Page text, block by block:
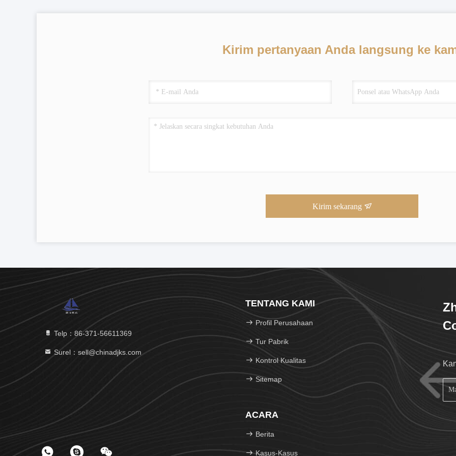
Kirim pertanyaan Anda langsung ke
Kirim sekarang
Telp：86-371-56611369
Surel：sell@chinadjks.com
TENTANG KAMI
Profil Perusahaan
Tur Pabrik
Kontrol Kualitas
Sitemap
ACARA
Berita
Kasus-Kasus